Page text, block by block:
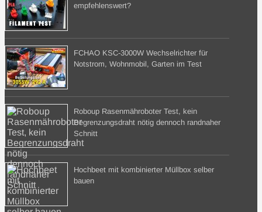
empfehlenswert?
FCHAO KSC-3000W Wechselrichter für
Notstrom, Wohnmobil, Garten im Test
Roboup Rasenmähroboter Test, kein
Begrenzungsdraht nötig dennoch randnaher
Schnitt
Hochbeet mit kombinierter Müllbox selber
bauen